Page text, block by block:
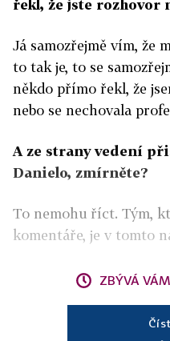
řekl, že jste rozhovor
Já samozřejmě vím, že
to tak je, to se
někdo přímo řekl, že
nebo se nechovala
A ze strany vedení
Danielo, zmírněte?
To nemohu říct. Tým,
komentáře, je v tomto
ZBÝVÁ